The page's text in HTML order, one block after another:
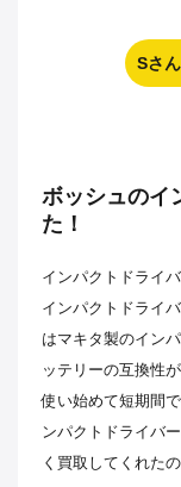
Sさ
ボッシュのイ
た！
インパクトドライ
インパクトドライ
はマキタ製のイン
ッテリーの互換性
使い始めて短期間
ンパクトドライバ
く買取してくれた